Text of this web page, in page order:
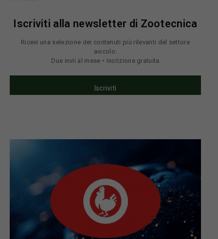
Iscriviti alla newsletter di Zootecnica
Ricevi una selezione dei contenuti più rilevanti del settore
avicolo.
Due invii al mese • Iscrizione gratuita
Iscriviti